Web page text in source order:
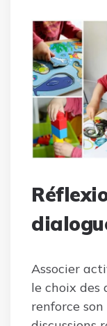
Associer
le choix des
renforce